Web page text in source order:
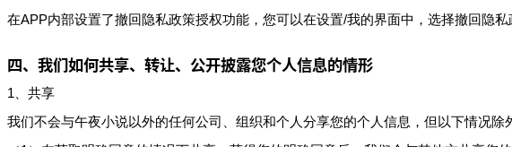
在APP内部设置了撤回隐私政策授权功能，您可以在设置/我的界面中，选择撤回隐私
四、我们如何共享、转让、公开披露您个人信息的情形
1、共享
我们不会与午夜小说以外的任何公司、组织和个人分享您的个人信息，但以下情况除